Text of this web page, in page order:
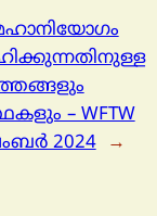
– WFTW
2024
→